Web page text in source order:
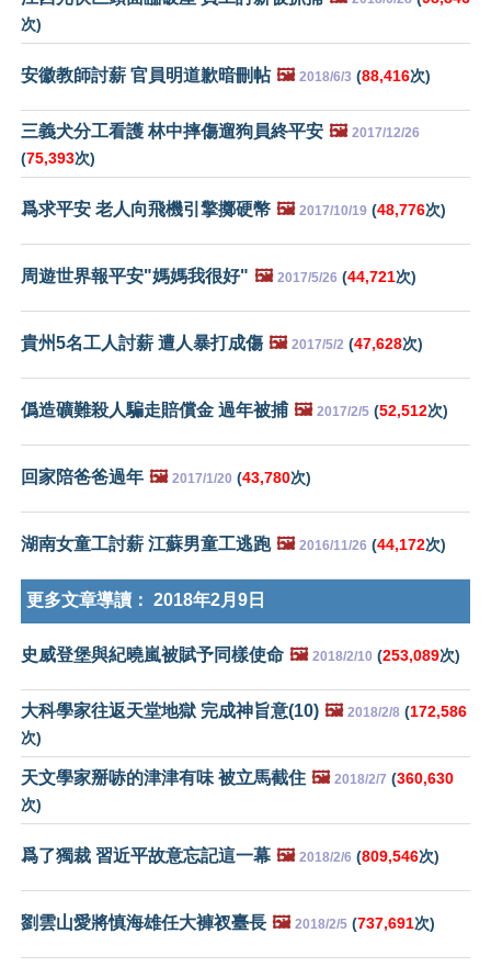
次)
安徽教師討薪 官員明道歉暗刪帖 🖼️ 2018/6/3 (88,416次)
三義犬分工看護 林中摔傷遛狗員終平安 🖼️ 2017/12/26
(75,393次)
爲求平安 老人向飛機引擎擲硬幣 🖼️ 2017/10/19 (48,776次)
周遊世界報平安"媽媽我很好" 🖼️ 2017/5/26 (44,721次)
貴州5名工人討薪 遭人暴打成傷 🖼️ 2017/5/2 (47,628次)
僞造礦難殺人騙走賠償金 過年被捕 🖼️ 2017/2/5 (52,512次)
回家陪爸爸過年 🖼️ 2017/1/20 (43,780次)
湖南女童工討薪 江蘇男童工逃跑 🖼️ 2016/11/26 (44,172次)
更多文章導讀： 2018年2月9日
史威登堡與紀曉嵐被賦予同樣使命 🖼️ 2018/2/10 (253,089次)
大科學家往返天堂地獄 完成神旨意(10) 🖼️ 2018/2/8 (172,586
次)
天文學家掰哧的津津有味 被立馬截住 🖼️ 2018/2/7 (360,630
次)
爲了獨裁 習近平故意忘記這一幕 🖼️ 2018/2/6 (809,546次)
劉雲山愛將慎海雄任大褲衩臺長 🖼️ 2018/2/5 (737,691次)